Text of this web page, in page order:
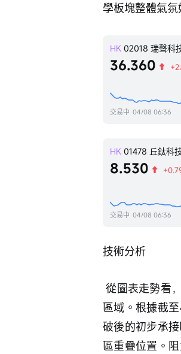
學板塊整體氣氛
HK 02018 瑞聲科
36.360
交易中 04/08 06:36
HK 01478 丘鈦科
8.530
交易中 04/08 06:36
技術分析
從圖表走勢看，舜宇股價自3月下旬低位51.5元反覆回升，最新已升近60元至63元
區域。根據截
破後的初步承
區重疊位置。